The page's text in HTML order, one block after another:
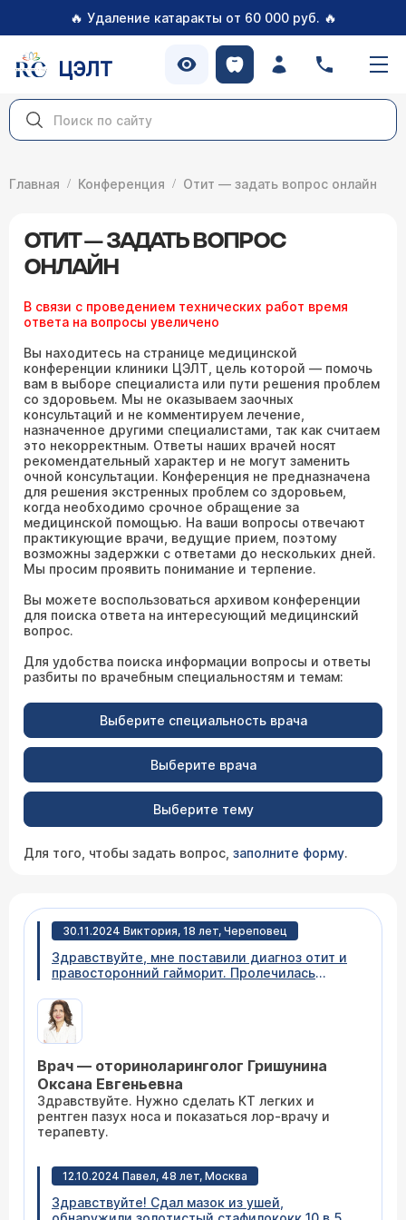
🔥 Удаление катаракты от 60 000 руб. 🔥
ЦЭЛТ
Главная Конференция Отит — задать вопрос онлайн
ОТИТ — ЗАДАТЬ ВОПРОС
ОНЛАЙН
В связи с проведением технических работ время
ответа на вопросы увеличено
Вы находитесь на странице медицинской
конференции клиники ЦЭЛТ, цель которой — помочь
вам в выборе специалиста или пути решения проблем
со здоровьем. Мы не оказываем заочных
консультаций и не комментируем лечение,
назначенное другими специалистами, так как считаем
это некорректным. Ответы наших врачей носят
рекомендательный характер и не могут заменить
очной консультации. Конференция не предназначена
для решения экстренных проблем со здоровьем,
когда необходимо срочное обращение за
медицинской помощью. На ваши вопросы отвечают
практикующие врачи, ведущие прием, поэтому
возможны задержки с ответами до нескольких дней.
Мы просим проявить понимание и терпение.
Вы можете воспользоваться архивом конференции
для поиска ответа на интересующий медицинский
вопрос.
Для удобства поиска информации вопросы и ответы
разбиты по врачебным специальностям и темам:
Выберите специальность врача
Выберите врача
Выберите тему
Для того, чтобы задать вопрос, заполните форму.
30.11.2024 Виктория, 18 лет, Череповец
Здравствуйте, мне поставили диагноз отит и
правосторонний гайморит. Пролечилась
сопли и кашель. Когда можно будет выходить
на тренировки? Занимаюсь плаванием
профессионально.
Врач — оториноларинголог Гришунина
Оксана Евгеньевна
Здравствуйте. Нужно сделать КТ легких и
рентген пазух носа и показаться лор-врачу и
терапевту.
12.10.2024 Павел, 48 лет, Москва
Здравствуйте! Сдал мазок из ушей,